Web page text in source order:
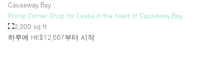
Causeway Bay
Prime Corner Shop for Lease in the heart of Causeway Bay
2,300 sq ft
하루에 HK$12,667부터 시작